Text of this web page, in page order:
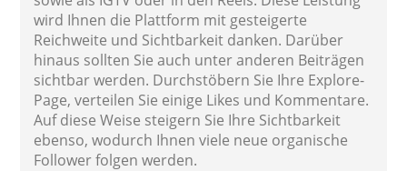
wird Ihnen die Plattform mit gesteigerte
Reichweite und Sichtbarkeit danken. Darüber
hinaus sollten Sie auch unter anderen Beiträgen
sichtbar werden. Durchstöbern Sie Ihre Explore-
Page, verteilen Sie einige Likes und Kommentare.
Auf diese Weise steigern Sie Ihre Sichtbarkeit
ebenso, wodurch Ihnen viele neue organische
Follower folgen werden.